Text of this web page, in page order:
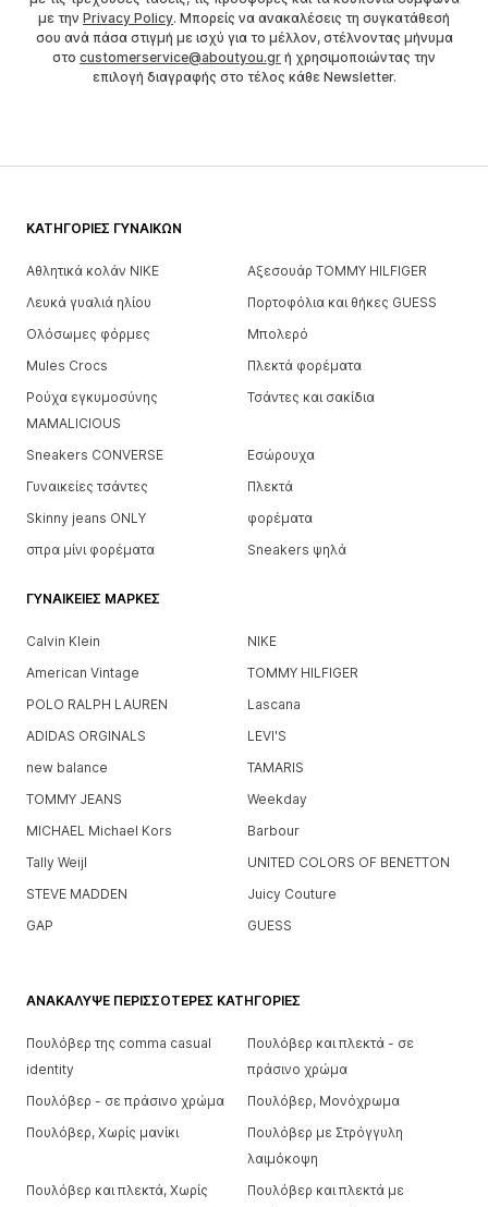
με την Privacy Policy. Μπορείς να ανακαλέσεις τη συγκατάθεσή
σου ανά πάσα στιγμή με ισχύ για το μέλλον, στέλνοντας μήνυμα
στο customerservice@aboutyou.gr ή χρησιμοποιώντας την
επιλογή διαγραφής στο τέλος κάθε Newsletter.
ΚΑΤΗΓΟΡΊΕΣ ΓΥΝΑΙΚΏΝ
Αθλητικά κολάν NIKE
Αξεσουάρ TOMMY HILFIGER
Λευκά γυαλιά ηλίου
Πορτοφόλια και θήκες GUESS
Ολόσωμες φόρμες
Μπολερό
Mules Crocs
Πλεκτά φορέματα
Ρούχα εγκυμοσύνης
MAMALICIOUS
Τσάντες και σακίδια
Sneakers CONVERSE
Εσώρουχα
Γυναικείες τσάντες
Πλεκτά
Skinny jeans ONLY
φορέματα
σπρα μίνι φορέματα
Sneakers ψηλά
ΓΥΝΑΙΚΕΊΕΣ ΜΆΡΚΕΣ
Calvin Klein
NIKE
American Vintage
TOMMY HILFIGER
POLO RALPH LAUREN
Lascana
ADIDAS ORGINALS
LEVI'S
new balance
TAMARIS
TOMMY JEANS
Weekday
MICHAEL Michael Kors
Barbour
Tally Weijl
UNITED COLORS OF BENETTON
STEVE MADDEN
Juicy Couture
GAP
GUESS
ΑΝΑΚΆΛΥΨΕ ΠΕΡΙΣΣΌΤΕΡΕΣ ΚΑΤΗΓΟΡΊΕΣ
Πουλόβερ της comma casual
identity
Πουλόβερ και πλεκτά - σε
πράσινο χρώμα
Πουλόβερ - σε πράσινο χρώμα
Πουλόβερ, Μονόχρωμα
Πουλόβερ, Χωρίς μανίκι
Πουλόβερ με Στρόγγυλη
λαιμόκοψη
Πουλόβερ και πλεκτά, Χωρίς
Πουλόβερ και πλεκτά με